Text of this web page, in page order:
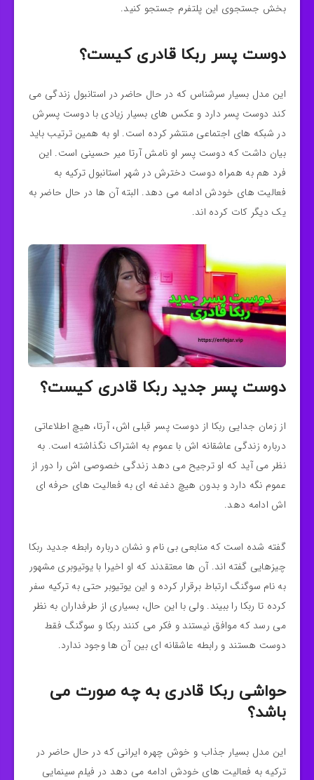
بخش جستجوی این پلتفرم جستجو کنید.
دوست پسر ربکا قادری کیست؟
این مدل بسیار سرشناس که در حال حاضر در استانبول زندگی می
کند دوست پسر دارد و عکس های بسیار زیادی با دوست پسرش
در شبکه های اجتماعی منتشر کرده است. او به همین ترتیب باید
بیان داشت که دوست پسر او نامش آرتا میر حسینی است. این
فرد هم به همراه دوست دخترش در شهر استانبول ترکیه به
فعالیت های خودش ادامه می‌ دهد. البته آن ها در حال حاضر به
یک دیگر کات کرده اند.
دوست پسر جدید ربکا قادری کیست؟
از زمان جدایی ربکا از دوست پسر قبلی‌ اش، آرتا، هیچ اطلاعاتی
درباره زندگی عاشقانه‌ اش با عموم به اشتراک نگذاشته است. به
نظر می‌ آید که او ترجیح می‌ دهد زندگی خصوصی‌ اش را دور از
عموم نگه دارد و بدون هیچ دغدغه‌ ای به فعالیت‌ های حرفه‌ ای‌
اش ادامه دهد.
گفته شده است که منابعی بی‌ نام و نشان درباره رابطه‌ جدید ربکا
چیزهایی گفته‌ اند. آن‌ ها معتقدند که او اخیرا با یوتیوبری مشهور
به نام سوگنگ ارتباط برقرار کرده و این یوتیوبر حتی به ترکیه سفر
کرده تا ربکا را ببیند. ولی با این حال، بسیاری از طرفداران به نظر
می‌ رسد که موافق نیستند و فکر می‌ کنند ربکا و سوگنگ فقط
دوست هستند و رابطه‌ عاشقانه‌ ای بین آن‌ ها وجود ندارد.
حواشی ربکا قادری به چه صورت می
باشد؟
این مدل بسیار جذاب و خوش چهره ایرانی که در حال حاضر در
ترکیه به فعالیت های خودش ادامه می دهد در فیلم سینمایی